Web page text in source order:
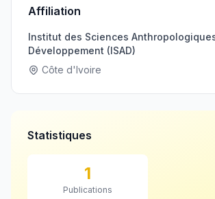
Affiliation
Institut des Sciences
Développement (ISAD)
Côte d'Ivoire
Statistiques
1
Publications